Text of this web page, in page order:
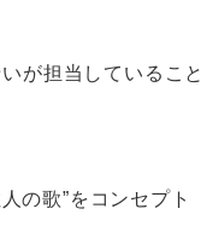
が担当していること
の歌”をコンセプト